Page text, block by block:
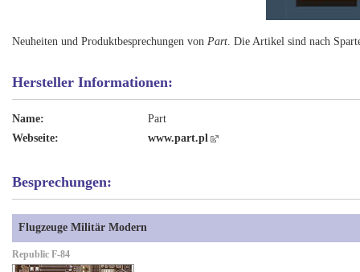
Neuheiten und Produktbesprechungen von Part . Die Artikel sind nach
Hersteller Informationen:
Name:
Part
Webseite:
www.part.pl
Besprechungen:
Flugzeuge Militär Modern
Republic F-84